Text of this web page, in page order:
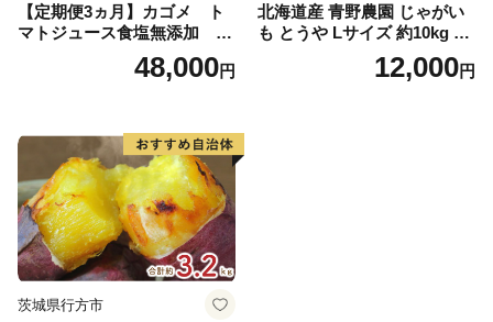
【定期便3ヵ月】カゴメ ト
マトジュース食塩無添加 72
0ml PET×15本 1ケース 毎月
届く 3ヵ月 3回コース ns001-
48,000円
北海道産 青野農園 じゃがい
も とうや Lサイズ 約10kg 20
26年10月初旬～12月下旬頃お
届け 先行予約 北海道 ジャガ
12,000円
茨城県行方市